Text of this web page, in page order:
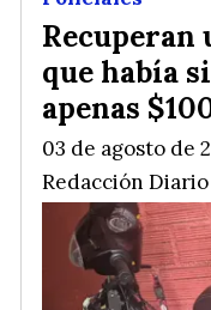
Recuperan
que había
apenas
Redacción
03 de agosto de